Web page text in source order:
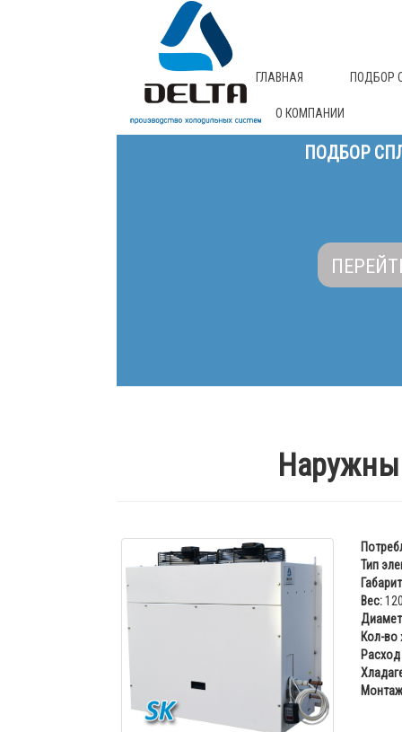
ГЛАВНАЯ ПОДБОР
О КОМПАНИИ
ПОДБОР
Тип
Вес:
Кол-во